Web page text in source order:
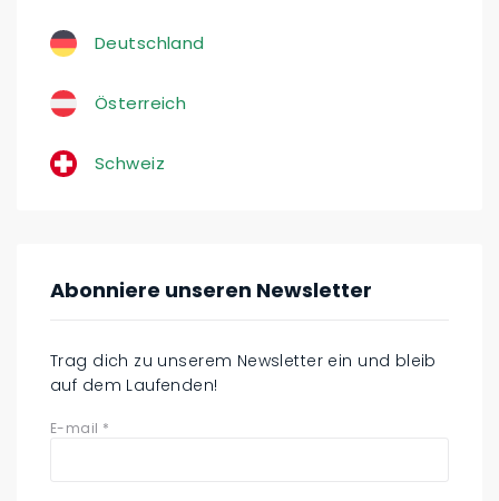
Deutschland
Österreich
Schweiz
Abonniere unseren Newsletter
Trag dich zu unserem Newsletter ein und bleib
auf dem Laufenden!
E-mail *